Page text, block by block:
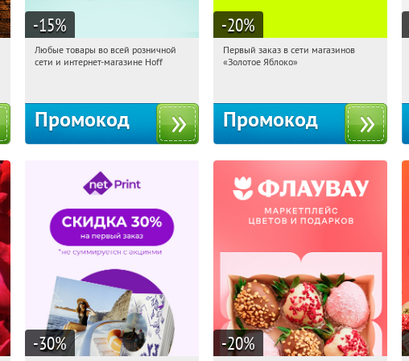
-15%
12:39:41 Получили:
Любые товары во всей розничной
сети и интернет-магазине Hoff
Промокод
-20%
12:39:41
Получи первым!
Первый заказ в сети магазинов
«Золотое Яблоко»
Промокод
-30% -20%